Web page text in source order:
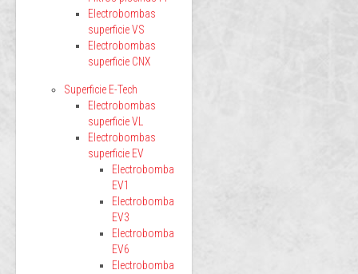
Electrobombas
superficie VS
Electrobombas
superficie CNX
Superficie E-Tech
Electrobombas
superficie VL
Electrobombas
superficie EV
Electrobomba
EV1
Electrobomba
EV3
Electrobomba
EV6
Electrobomba